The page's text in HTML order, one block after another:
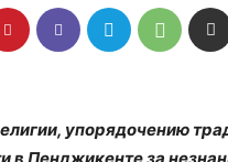
упорядочению